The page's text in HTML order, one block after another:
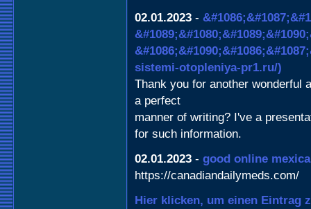
02.01.2023 -
sistemi-otopleniya-pr1.ru/)
Thank you for another wonderful
a perfect
manner of writing? I've a
for such information.
02.01.2023 - good online
https://canadiandailymeds.com/
Hier klicken, um einen Eintrag